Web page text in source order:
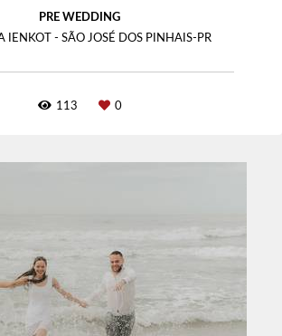
PRE WEDDING
IENKOT - SÃO JOSÉ DOS PINHAIS-PR
113 0